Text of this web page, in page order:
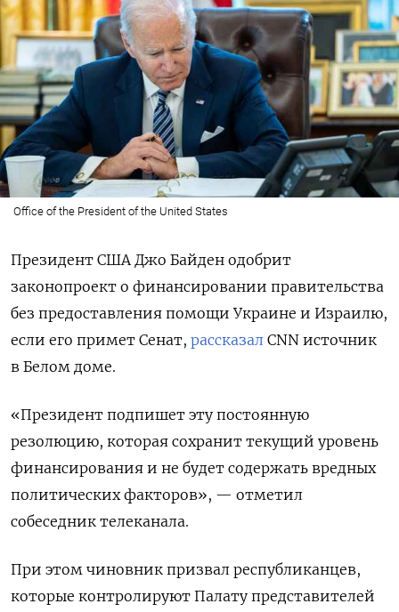
Office of the President of the United States
Президент США Джо Байден одобрит
законопроект о финансировании правительства
без предоставления помощи Украине и Израилю,
если его примет Сенат, рассказал CNN источник
в Белом доме.
«Президент подпишет эту постоянную
резолюцию, которая сохранит текущий уровень
финансирования и не будет содержать вредных
политических факторов», — отметил
собеседник телеканала.
При этом чиновник призвал республиканцев,
которые контролируют Палату представителей